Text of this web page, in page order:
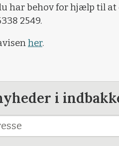
har behov for hjælp til at
2549.
her.
i